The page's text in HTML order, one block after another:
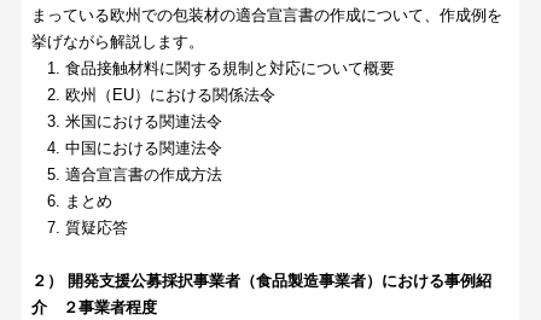
まっている欧州での包装材の適合宣言書の作成について、作成例を
挙げながら解説します。
1. 食品接触材料に関する規制と対応について概要
2. 欧州（EU）における関係法令
3. 米国における関連法令
4. 中国における関連法令
5. 適合宣言書の作成方法
6. まとめ
7. 質疑応答
２） 開発支援公募採択事業者（食品製造事業者）における事例紹
介 ２事業者程度